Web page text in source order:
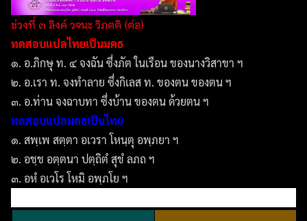
ช่วงที่ ๓ ลิงค์ วจนะ วิภตติ (ต่อ)
ทดสอบแปลไทยเป็นมคธ
๑. อ.ภิกษุ ท. ๔ จงฉัน ซึ่งภัต ในเรือน ของนางวิสาขา ฯ
๒. อ.เรา ท. จงทำลาย ซึ่งกิเลส ท. ของตน ของตน ฯ
๓. อ.ท่าน จงฉาบทา ซึ่งบ้าน ของตน ด้วยตน ฯ
ทดสอบแปลมคธเป็นไทย
๑. สพฺเพ สตฺตา อเวรา โหนฺตุ อพฺภยา ฯ
๒. อชฺช อตฺตนา ปตฺถิตํ สุขํ ลภถ ฯ
๓. อหํ อเวโร โหมิ อพฺภโย ฯ